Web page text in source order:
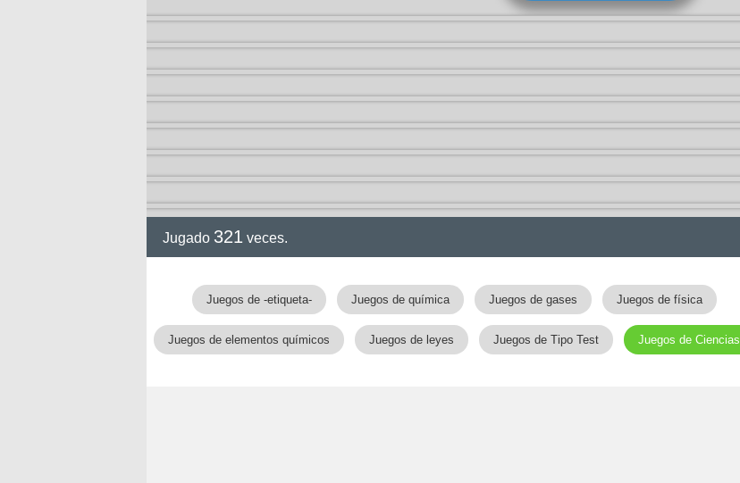
Jugado 321 veces.
Juegos de -etiqueta- Juegos de química Juegos de gases Juegos de física
Juegos de elementos químicos Juegos de leyes Juegos de Tipo Test Juegos de Ciencias